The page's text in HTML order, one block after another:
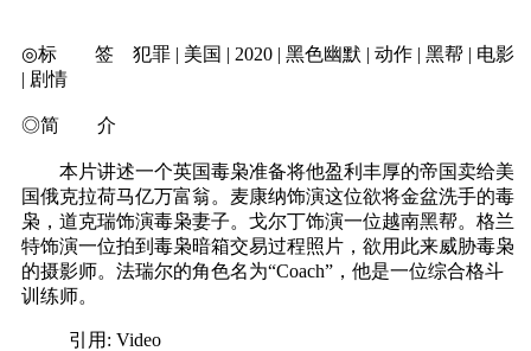
◎标 签 犯罪 | 美国 | 2020 | 黑色幽默 | 动作 | 黑帮 | 电影
| 剧情
◎简 介
本片讲述一个英国毒枭准备将他盈利丰厚的帝国卖给美
国俄克拉荷马亿万富翁。麦康纳饰演这位欲将金盆洗手的毒
枭，道克瑞饰演毒枭妻子。戈尔丁饰演一位越南黑帮。格兰
特饰演一位拍到毒枭暗箱交易过程照片，欲用此来威胁毒枭
的摄影师。法瑞尔的角色名为“Coach”，他是一位综合格斗
训练师。
引用: Video